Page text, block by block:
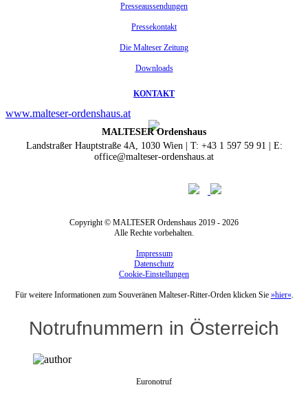
Presseaussendungen
Pressekontakt
Die Malteser Zeitung
Downloads
KONTAKT
www.malteser-ordenshaus.at
MALTESER Ordenshaus
Landstraßer Hauptstraße 4A, 1030 Wien | T: +43 1 597 59 91 | E:
office@malteser-ordenshaus.at
Copyright © MALTESER Ordenshaus 2019 - 2026
Alle Rechte vorbehalten.
Impressum
Datenschutz
Cookie-Einstellungen
Für weitere Informationen zum Souveränen Malteser-Ritter-Orden klicken Sie »hier«.
Notrufnummern in Österreich
Euronotruf